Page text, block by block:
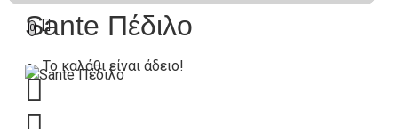
0
Το καλάθι είναι άδειο!
Sante Πέδιλο